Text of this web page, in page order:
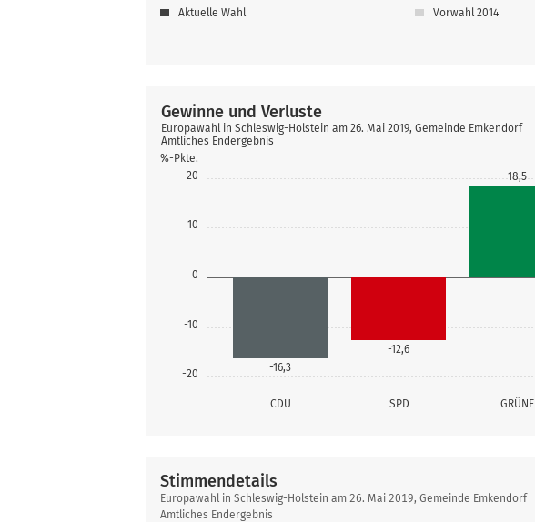
Aktuelle Wahl Vorwahl 2014
-20
-10
0
10
20
%-Pkte.
CDU SPD GRÜNE
-16,3
-12,6
18,5
Gewinne und Verluste
Europawahl in Schleswig-Holstein am 26. Mai 2019, Gemeinde Emkendorf
Amtliches Endergebnis
Stimmendetails
Stimmendetails
Europawahl in Schleswig-Holstein am 26. Mai 2019, Gemeinde Emkendorf
Amtliches Endergebnis